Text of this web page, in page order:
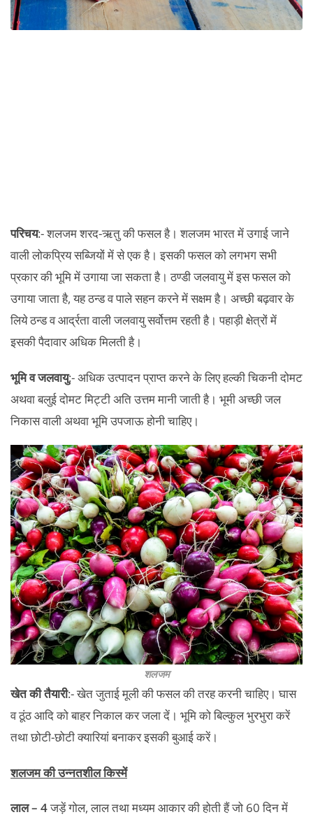
परिचय:- शलजम शरद-ऋतु की फसल है। शलजम भारत में उगाई जाने
वाली लोकप्रिय सब्जियों में से एक है। इसकी फसल को लगभग सभी
प्रकार की भूमि में उगाया जा सकता है। ठण्डी जलवायु में इस फसल को
उगाया जाता है, यह ठन्ड व पाले सहन करने में सक्षम है। अच्छी बढ़वार के
लिये ठन्ड व आर्द्रता वाली जलवायु सर्वोत्तम रहती है। पहाड़ी क्षेत्रों में
इसकी पैदावार अधिक मिलती है।
भूमि व जलवायु:- अधिक उत्पादन प्राप्त करने के लिए हल्की चिकनी दोमट
अथवा बलुई दोमट मिट्टी अति उत्तम मानी जाती है। भूमी अच्छी जल
निकास वाली अथवा भूमि उपजाऊ होनी चाहिए।
शलजम
खेत की तैयारी:- खेत जुताई मूली की फसल की तरह करनी चाहिए। घास
व ठूंठ आदि को बाहर निकाल कर जला दें। भूमि को बिल्कुल भुरभुरा करें
तथा छोटी-छोटी क्यारियां बनाकर इसकी बुआई करें।
शलजम की उन्नतशील किस्में
लाल – 4जड़ें गोल, लाल तथा मध्यम आकार की होती हैं जो 60 दिन में